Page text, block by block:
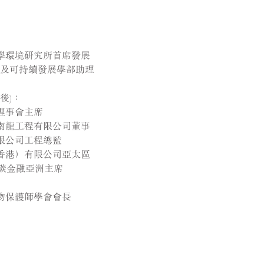
環境研究所首席發展
可持續發展學部助理
)：
事會主席
龍工程有限公司董事
公司工程總監
）有限公司亞太區
金融亞洲主席
保護師學會會長